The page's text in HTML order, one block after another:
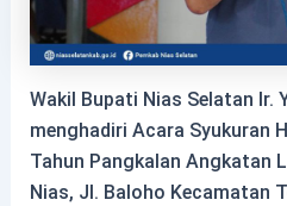
Wakil Bupati Nias Selatan Ir.
menghadiri Acara Syukuran
Tahun Pangkalan Angkatan
Nias, Jl. Baloho Kecamatan